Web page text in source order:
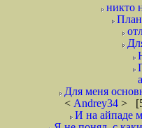
никто
Для меня
< Andrey34 >
И на айпаде